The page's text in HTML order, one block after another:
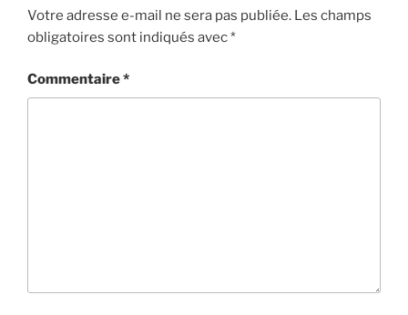
Votre adresse e-mail ne sera pas publiée. Les champs
obligatoires sont indiqués avec*
Commentaire*